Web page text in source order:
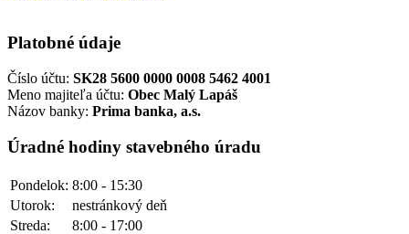
Platobné údaje
Číslo účtu: SK28 5600 0000 0008 5462 4001
Meno majiteľa účtu: Obec Malý Lapáš
Názov banky: Prima banka, a.s.
Úradné hodiny stavebného úradu
Pondelok: 8:00 - 15:30
Utorok:
nestránkový deň
Streda:
8:00 - 17:00